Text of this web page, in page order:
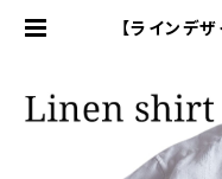
【ラインデ